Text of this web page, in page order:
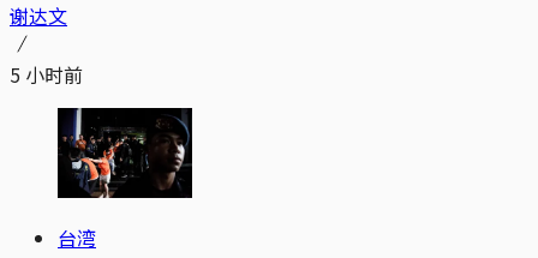
谢达文
5 小时前
台湾